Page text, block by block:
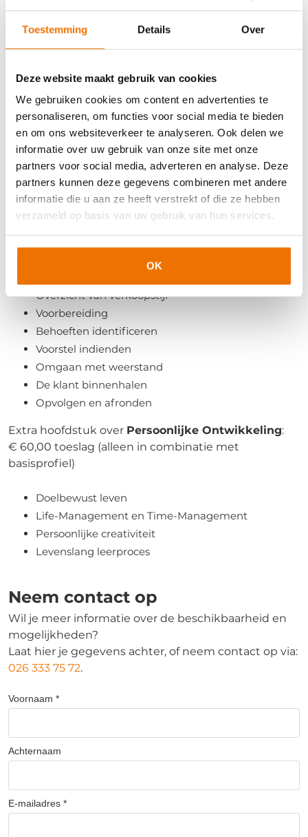
Toestemming Details Over
Deze website maakt gebruik van cookies
We gebruiken cookies om content en advertenties te
personaliseren, om functies voor social media te bieden
en om ons websiteverkeer te analyseren. Ook delen we
informatie over uw gebruik van onze site met onze
partners voor social media, adverteren en analyse. Deze
partners kunnen deze gegevens combineren met andere
informatie die u aan ze heeft verstrekt of die ze hebben
verzameld op basis van uw gebruik van hun services.
OK
Suggesties voor ontwikkeling
Grafieken (Insightswiel met positie en
kleurendynamica)
Extra hoofdstuk overManagement:
€ 60,00 toeslag (alleen in combinatie met
basisprofiel)
Ideale omgeving
Leidinggeven
Motiveren
Managementstijl
€ 60,00 toeslag (alleen in combinatie met
Overzicht van verkoopstijl
Voorbereiding
Behoeften identificeren
Voorstel indienden
Omgaan met weerstand
De klant binnenhalen
Opvolgen en afronden
Extra hoofdstuk over Persoonlijke Ontwikkeling:
€ 60,00 toeslag (alleen in combinatie met
basisprofiel)
Doelbewust leven
Life-Management en Time-Management
Persoonlijke creativiteit
Levenslang leerproces
Neem contact op
Wil je meer informatie over de beschikbaarheid en
mogelijkheden?
Laat hier je gegevens achter, of neem contact op via:
026 333 75 72.